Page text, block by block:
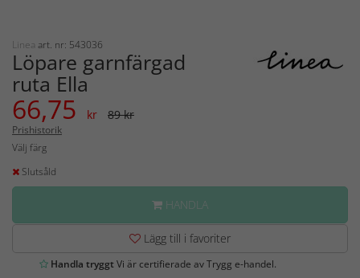
Linea art. nr: 543036
Löpare garnfärgad
ruta Ella
66,75 kr 89 kr
Prishistorik
Välj färg
Slutsåld
HANDLA
Lägg till i favoriter
Handla tryggtVi är certifierade av Trygg e-handel.